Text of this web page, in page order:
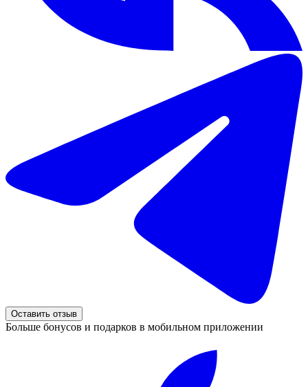
Оставить отзыв
Больше бонусов и подарков в мобильном приложении